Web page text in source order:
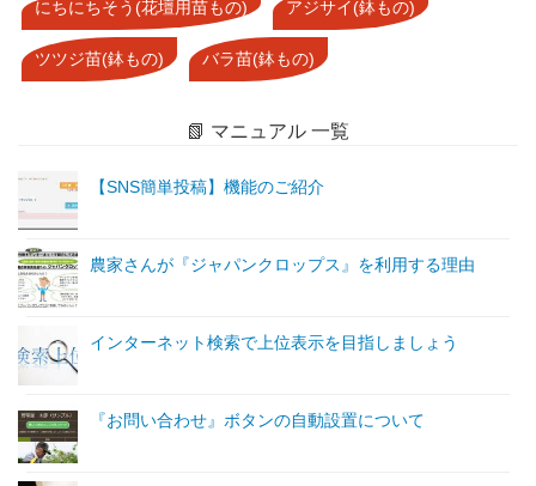
にちにちそう(花壇用苗もの) アジサイ(鉢もの)
ツツジ苗(鉢もの) バラ苗(鉢もの)
📗 マニュアル 一覧
【SNS簡単投稿】機能のご紹介
農家さんが『ジャパンクロップス』を利用する理由
インターネット検索で上位表示を目指しましょう
『お問い合わせ』ボタンの自動設置について